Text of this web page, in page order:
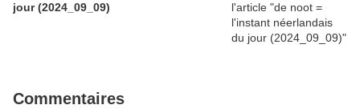
jour (2024_09_09)
Commentaires